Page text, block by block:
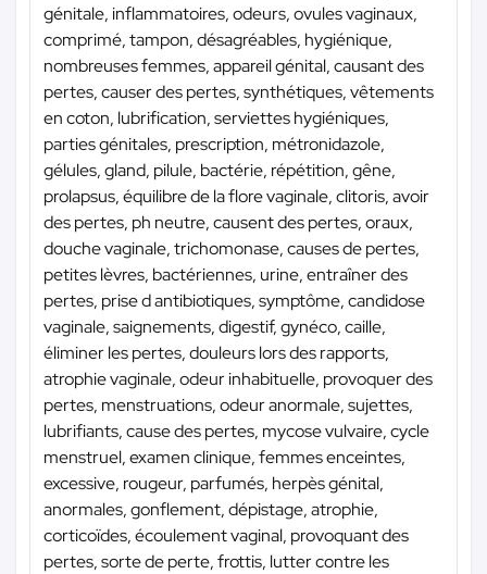
génitale, inflammatoires, odeurs, ovules vaginaux,
comprimé, tampon, désagréables, hygiénique,
nombreuses femmes, appareil génital, causant des
pertes, causer des pertes, synthétiques, vêtements
en coton, lubrification, serviettes hygiéniques,
parties génitales, prescription, métronidazole,
gélules, gland, pilule, bactérie, répétition, gêne,
prolapsus, équilibre de la flore vaginale, clitoris, avoir
des pertes, ph neutre, causent des pertes, oraux,
douche vaginale, trichomonase, causes de pertes,
petites lèvres, bactériennes, urine, entraîner des
pertes, prise d antibiotiques, symptôme, candidose
vaginale, saignements, digestif, gynéco, caille,
éliminer les pertes, douleurs lors des rapports,
atrophie vaginale, odeur inhabituelle, provoquer des
pertes, menstruations, odeur anormale, sujettes,
lubrifiants, cause des pertes, mycose vulvaire, cycle
menstruel, examen clinique, femmes enceintes,
excessive, rougeur, parfumés, herpès génital,
anormales, gonflement, dépistage, atrophie,
corticoïdes, écoulement vaginal, provoquant des
pertes, sorte de perte, frottis, lutter contre les